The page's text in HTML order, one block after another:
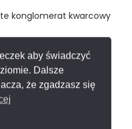
aby świadczyć
Dalsze
że zgadzasz się
konglomerat
na blat
zł
/ m²